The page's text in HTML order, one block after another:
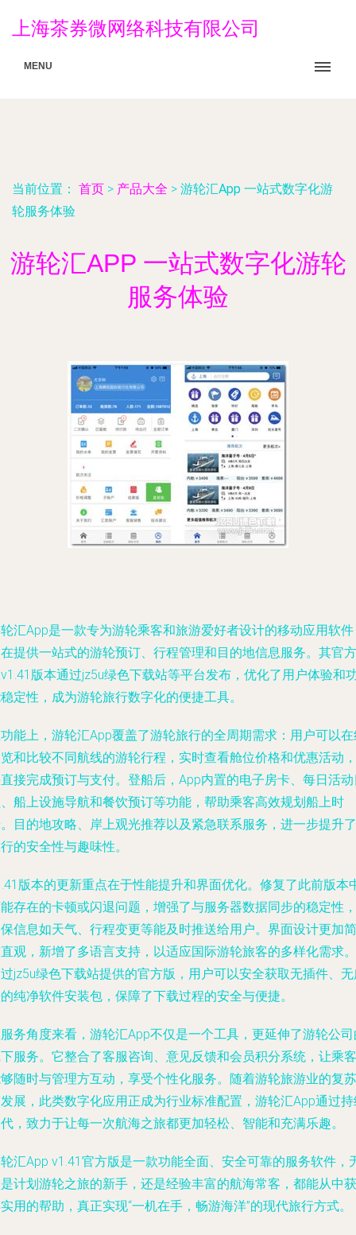
上海茶券微网络科技有限公司
MENU
当前位置： 首页 > 产品大全 > 游轮汇App 一站式数字化游
轮服务体验
游轮汇APP 一站式数字化游轮
服务体验
汇App是一款专为游轮乘客和旅游爱好者设计的移动应用软
提供一站式的游轮预订、行程管理和目的地信息服务。其官方
版本通过jz5u绿色下载站等平台发布，优化了用户体验和
定性，成为游轮旅行数字化的便捷工具。
能上，游轮汇App覆盖了游轮旅行的全周期需求：用户可以
和比较不同航线的游轮行程，实时查看舱位价格和优惠活动，
接完成预订与支付。登船后，App内置的电子房卡、每日活
船上设施导航和餐饮预订等功能，帮助乘客高效规划船上时
目的地攻略、岸上观光推荐以及紧急联系服务，进一步提升了
的安全性与趣味性。
版本的更新重点在于性能提升和界面优化。修复了此前版本
存在的卡顿或闪退问题，增强了与服务器数据同步的稳定性，
信息如天气、行程变更等能及时推送给用户。界面设计更加简
观，新增了多语言支持，以适应国际游轮旅客的多样化需求。
jz5u绿色下载站提供的官方版，用户可以安全获取无插件、
纯净软件安装包，保障了下载过程的安全与便捷。
务角度来看，游轮汇App不仅是一个工具，更延伸了游轮公
服务。它整合了客服咨询、意见反馈和会员积分系统，让乘客
随时与管理方互动，享受个性化服务。随着游轮旅游业的复苏
展，此类数字化应用正成为行业标准配置，游轮汇App通过
，致力于让每一次航海之旅都更加轻松、智能和充满乐趣。
汇App v1.41官方版是一款功能全面、安全可靠的服务软件，
计划游轮之旅的新手，还是经验丰富的航海常客，都能从中获
用的帮助，真正实现“一机在手，畅游海洋”的现代旅行方式。